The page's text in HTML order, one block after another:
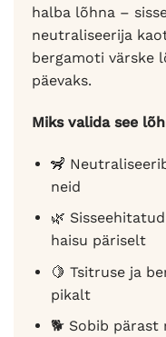
halba lõhna –
neutraliseerija
bergamoti värske
päevaks.
Miks valida see
🦨
neid
🌿
haisu päriselt
🍋 Tsitruse ja
pikalt
🐕 Sobib pärast